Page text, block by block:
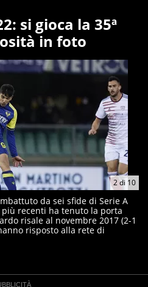
si gioca la 35ª
in foto
2di 10
da sei sfide di Serie A
recenti ha tenuto la porta
risale al novembre 2017 (2-1
risposto alla rete di